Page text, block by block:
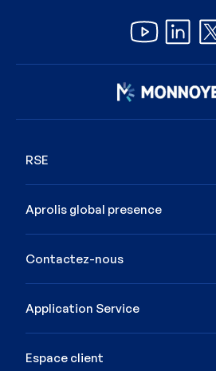
RSE
Aprolis global presence
Contactez-nous
Application Service
Espace client